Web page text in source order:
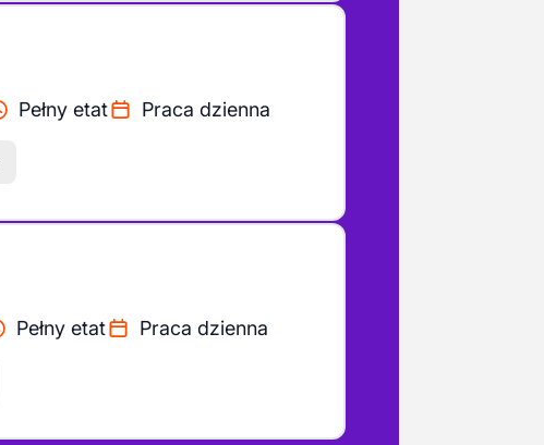
Pełny etat Praca dzienna
Pełny etat Praca dzienna